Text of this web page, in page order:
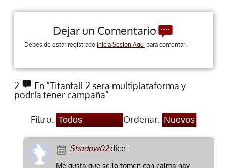
Dejar un Comentario
Debes de estar registrado Inicia Sesion Aqui para comentar.
2
En “Titanfall 2 sera multiplataforma y
podría tener campaña”
Filtro: Ordenar:
Shadow02dice:
Me gusta que se lo tomen con calma hay